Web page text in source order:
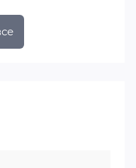
нам по указанным
без
просим Вас при